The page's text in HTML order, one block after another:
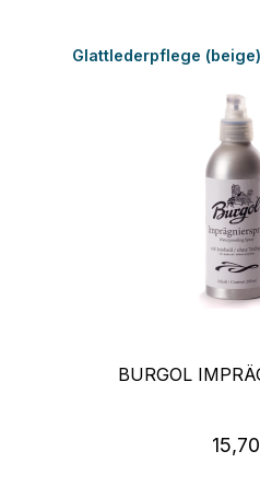
Produktgalerie überspringen
Glattlederpflege (beige)
BURGOL